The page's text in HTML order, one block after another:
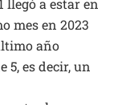
llegó a estar en
mes en 2023
año
5, es decir, un